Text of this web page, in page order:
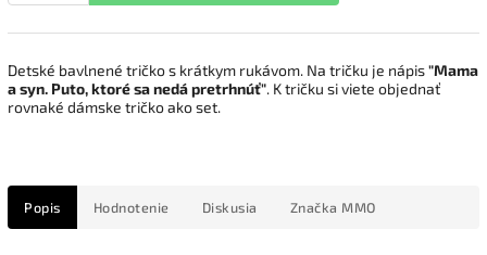
Detské bavlnené tričko s krátkym rukávom. Na tričku je nápis"Mama
a syn. Puto, ktoré sa nedá pretrhnúť". K tričku si viete objednať
rovnaké dámske tričko ako set.
Popis Hodnotenie Diskusia Značka MMO